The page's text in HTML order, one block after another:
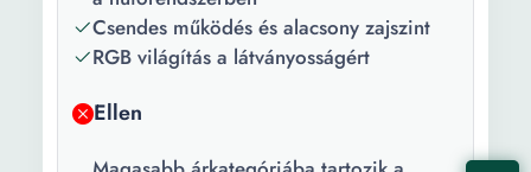
Csendes működés és alacsony zajszint
RGB világítás a látványosságért
Ellen